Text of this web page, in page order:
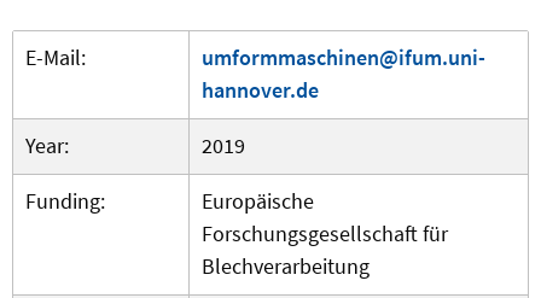
E-Mail:
umformmaschinen@ifum.uni-
hannover.de
Year:
2019
Funding:
Europäische
Forschungsgesellschaft für
Blechverarbeitung